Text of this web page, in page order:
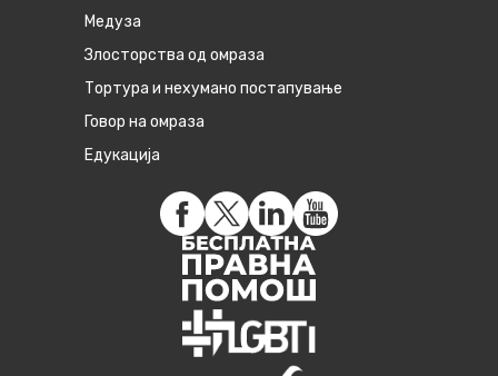
Медуза
Злосторства од омраза
Тортура и нехумано постапување
Говор на омраза
Едукација